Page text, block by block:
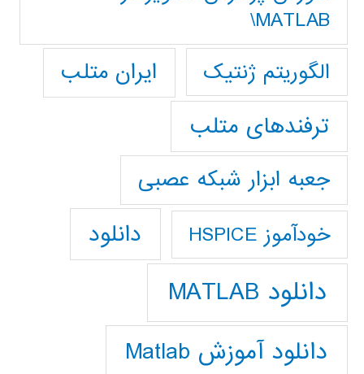
MATLAB\
الگوریتم ژنتیک
ایران متلب
ترفندهای متلب
جعبه ابزار شبکه عصبی
خودآموز HSPICE دانلود
دانلود MATLAB
دانلود آموزش Matlab